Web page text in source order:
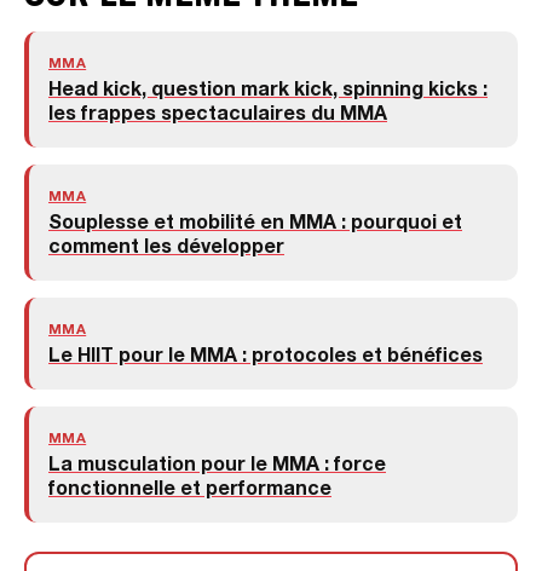
MMA
Head kick, question mark kick, spinning kicks :
les frappes spectaculaires du MMA
MMA
Souplesse et mobilité en MMA : pourquoi et
comment les développer
MMA
Le HIIT pour le MMA : protocoles et bénéfices
MMA
La musculation pour le MMA : force
fonctionnelle et performance